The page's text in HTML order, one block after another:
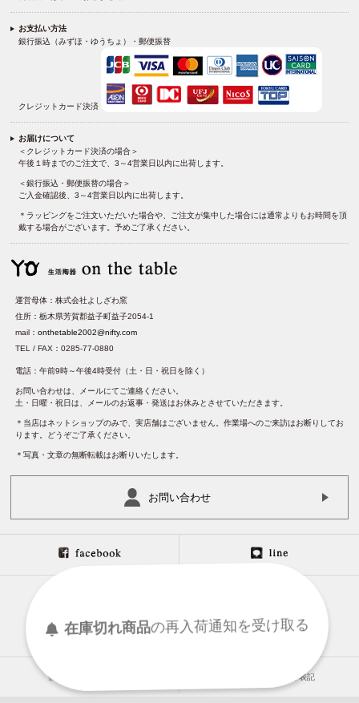
お支払い方法
銀行振込（みずほ・ゆうちょ）・郵便振替
クレジットカード決済
お届けについて
＜クレジットカード決済の場合＞
午後１時までのご注文で、3～4営業日以内に出荷します。
＜銀行振込・郵便振替の場合＞
ご入金確認後、3～4営業日以内に出荷します。
＊ラッピングをご注文いただいた場合や、ご注文が集中した場合には通常よりもお時間を頂
戴する場合がございます。予めご了承ください。
運営母体：株式会社よしざわ窯
住所：栃木県芳賀郡益子町益子2054-1
mail：onthetable2002@nifty.com
TEL / FAX：0285-77-0880
電話：午前9時～午後4時受付（土・日・祝日を除く）
お問い合わせは、メールにてご連絡ください。
土・日曜・祝日は、メールのお返事・発送はお休みとさせていただきます。
＊当店はネットショップのみで、実店舗はございません。作業場へのご来訪はお断りしてお
ります。どうぞご了承ください。
＊写真・文章の無断転載はお断りいたします。
お問い合わせ
個人情報保護について 特定商取引法に基づく表記
在庫切れ商品の再入荷通知を受け取る